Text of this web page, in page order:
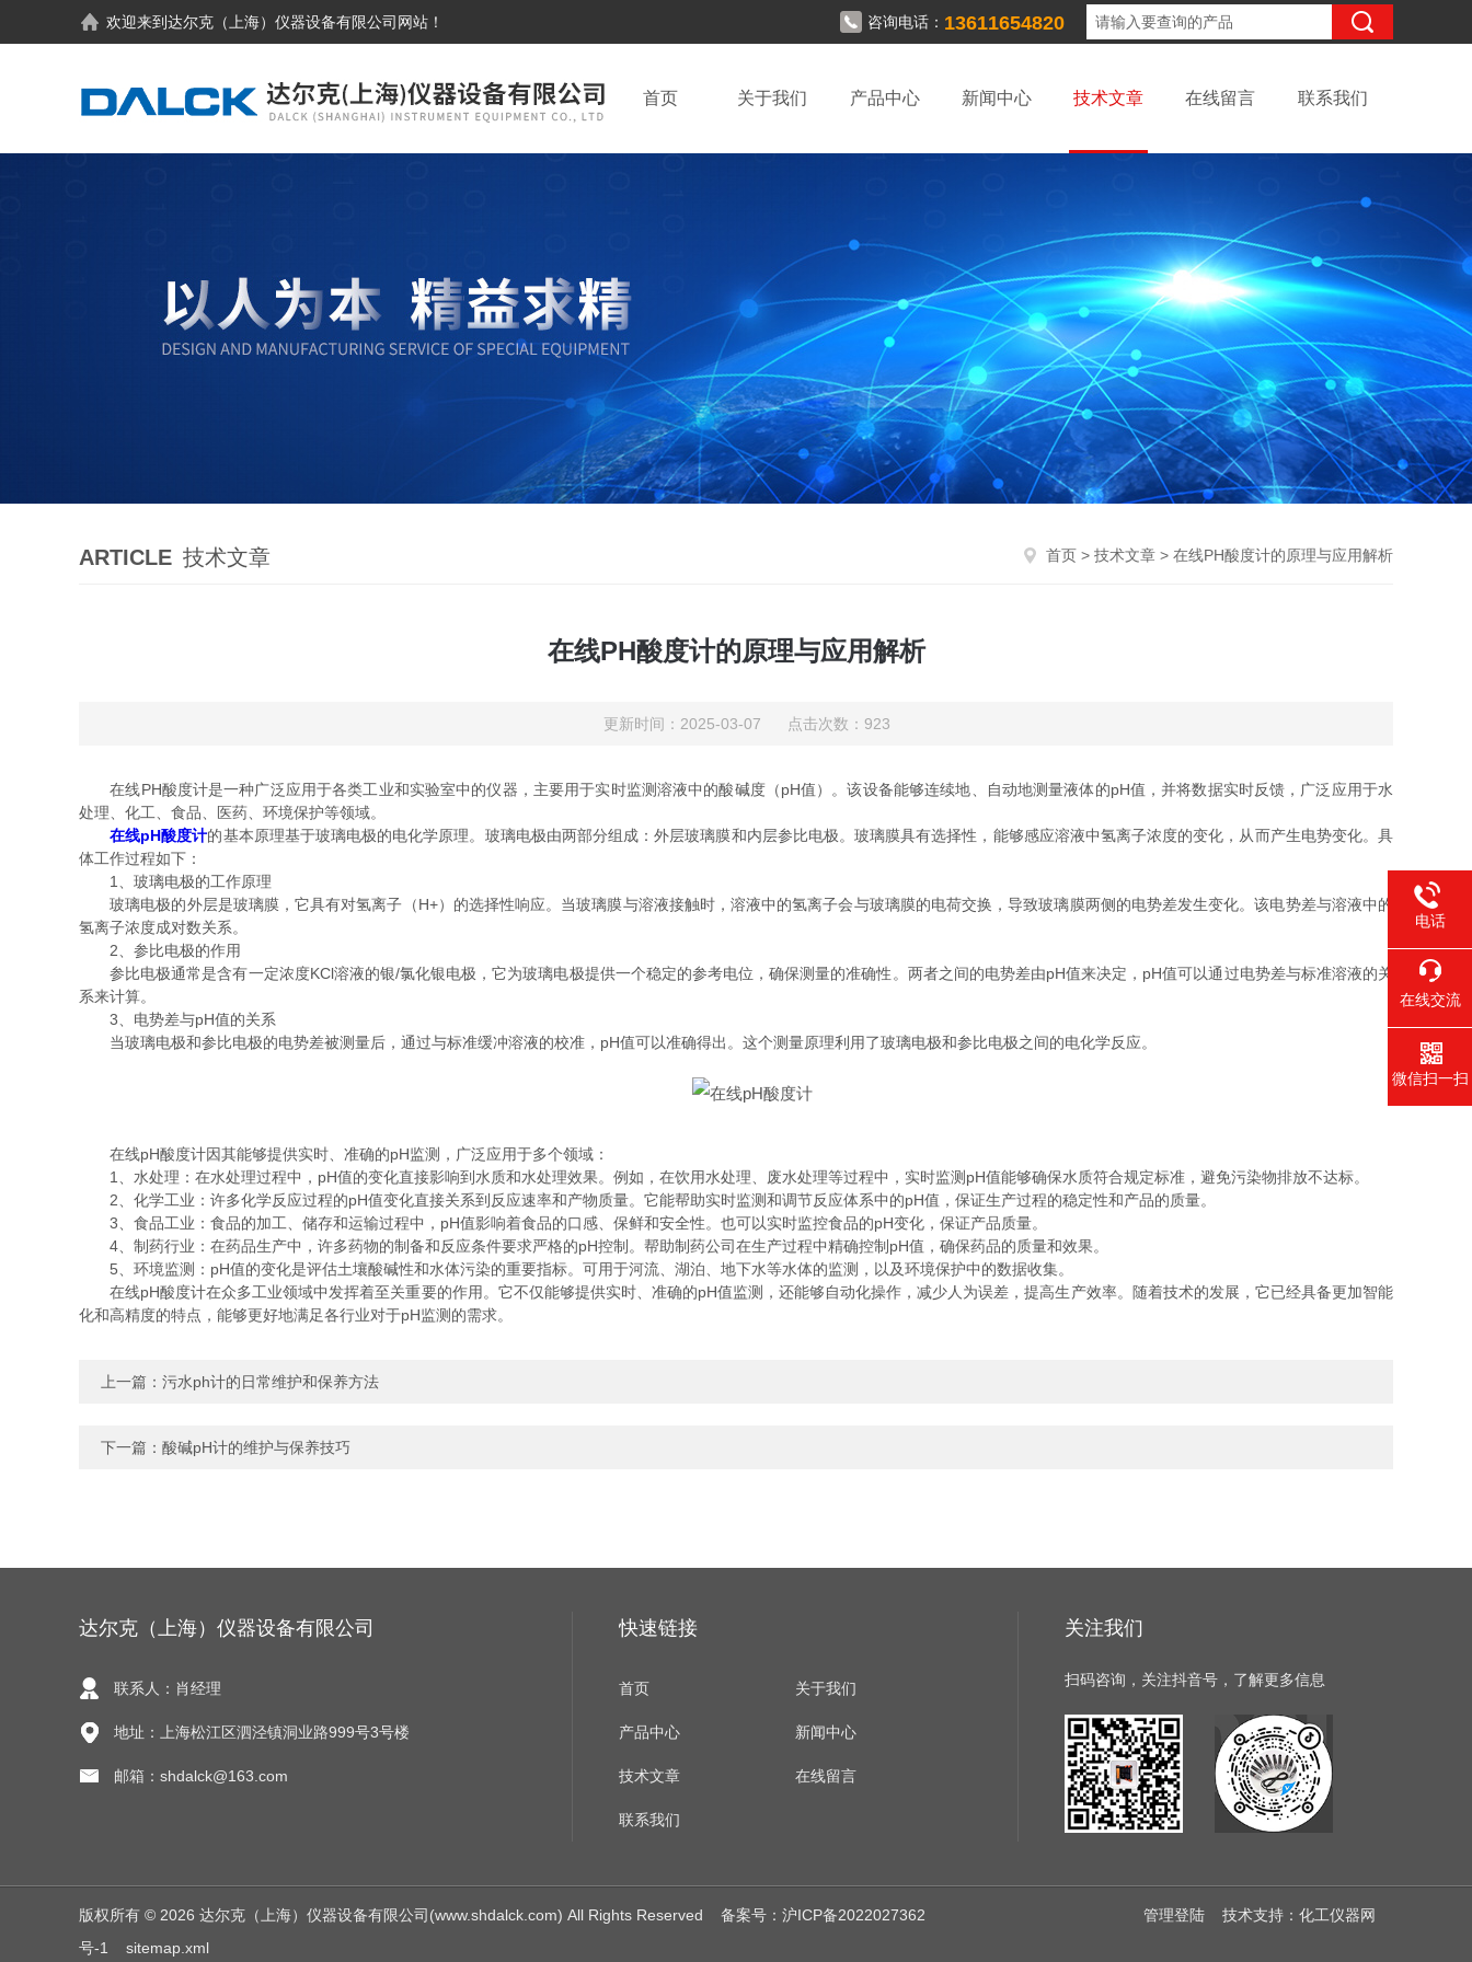
欢迎来到达尔克（上海）仪器设备有限公司 网站！ 咨询电话： 13611654820
首页 关于我们 产品中心 新闻中心 技术文章 在线留言 联系我们
ARTICLE 技术文章 首页 > 技术文章 > 在线PH酸度计的原理与应用解析
在线PH酸度计的原理与应用解析
更新时间：2025-03-07 点击次数：923
在线PH酸度计是一种广泛应用于各类工业和实验室中的仪器，主要用于实时监测溶液中的酸碱度（pH值）。该设备能够连续地、自动地测量液体的pH值，并将数据实时反馈，广泛应用于水
处理、化工、食品、医药、环境保护等领域。
在线pH酸度计的基本原理基于玻璃电极的电化学原理。玻璃电极由两部分组成：外层玻璃膜和内层参比电极。玻璃膜具有选择性，能够感应溶液中氢离子浓度的变化，从而产生电势变化。具
体工作过程如下：
1、玻璃电极的工作原理
玻璃电极的外层是玻璃膜，它具有对氢离子（H+）的选择性响应。当玻璃膜与溶液接触时，溶液中的氢离子会与玻璃膜的电荷交换，导致玻璃膜两侧的电势差发生变化。该电势差与溶液中的
氢离子浓度成对数关系。
2、参比电极的作用
参比电极通常是含有一定浓度KCl溶液的银/氯化银电极，它为玻璃电极提供一个稳定的参考电位，确保测量的准确性。两者之间的电势差由pH值来决定，pH值可以通过电势差与标准溶液的关
系来计算。
3、电势差与pH值的关系
当玻璃电极和参比电极的电势差被测量后，通过与标准缓冲溶液的校准，pH值可以准确得出。这个测量原理利用了玻璃电极和参比电极之间的电化学反应。
在线pH酸度计因其能够提供实时、准确的pH监测，广泛应用于多个领域：
1、水处理：在水处理过程中，pH值的变化直接影响到水质和水处理效果。例如，在饮用水处理、废水处理等过程中，实时监测pH值能够确保水质符合规定标准，避免污染物排放不达标。
2、化学工业：许多化学反应过程的pH值变化直接关系到反应速率和产物质量。它能帮助实时监测和调节反应体系中的pH值，保证生产过程的稳定性和产品的质量。
3、食品工业：食品的加工、储存和运输过程中，pH值影响着食品的口感、保鲜和安全性。也可以实时监控食品的pH变化，保证产品质量。
4、制药行业：在药品生产中，许多药物的制备和反应条件要求严格的pH控制。帮助制药公司在生产过程中精确控制pH值，确保药品的质量和效果。
5、环境监测：pH值的变化是评估土壤酸碱性和水体污染的重要指标。可用于河流、湖泊、地下水等水体的监测，以及环境保护中的数据收集。
在线pH酸度计在众多工业领域中发挥着至关重要的作用。它不仅能够提供实时、准确的pH值监测，还能够自动化操作，减少人为误差，提高生产效率。随着技术的发展，它已经具备更加智能
化和高精度的特点，能够更好地满足各行业对于pH监测的需求。
上一篇： 污水ph计的日常维护和保养方法
下一篇： 酸碱pH计的维护与保养技巧
达尔克（上海）仪器设备有限公司
联系人：肖经理
地址：上海松江区泗泾镇洞业路999号3号楼
邮箱：shdalck@163.com
快速链接
首页 关于我们
产品中心 新闻中心
技术文章 在线留言
联系我们
关注我们
扫码咨询，关注抖音号，了解更多信息
版权所有 © 2026 达尔克（上海）仪器设备有限公司(www.shdalck.com) All Rights Reserved 备案号：沪ICP备2022027362
号-1
sitemap.xml
管理登陆 技术支持： 化工仪器网
电话
在线交流
微信扫一扫